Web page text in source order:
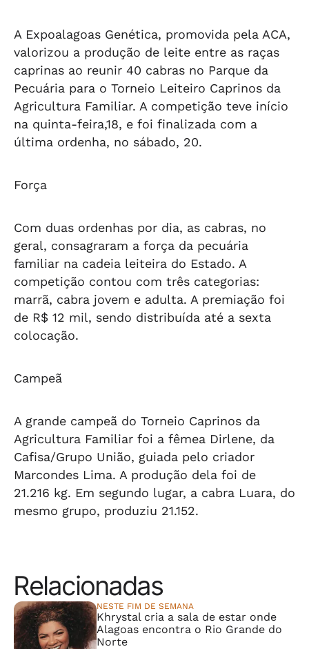
A Expoalagoas Genética, promovida pela ACA,
valorizou a produção de leite entre as raças
caprinas ao reunir 40 cabras no Parque da
Pecuária para o Torneio Leiteiro Caprinos da
Agricultura Familiar. A competição teve início
na quinta-feira,18, e foi finalizada com a
última ordenha, no sábado, 20.
Força
Com duas ordenhas por dia, as cabras, no
geral, consagraram a força da pecuária
familiar na cadeia leiteira do Estado. A
competição contou com três categorias:
marrã, cabra jovem e adulta. A premiação foi
de R$ 12 mil, sendo distribuída até a sexta
colocação.
Campeã
A grande campeã do Torneio Caprinos da
Agricultura Familiar foi a fêmea Dirlene, da
Cafisa/Grupo União, guiada pelo criador
Marcondes Lima. A produção dela foi de
21.216 kg. Em segundo lugar, a cabra Luara, do
mesmo grupo, produziu 21.152.
Relacionadas
NESTE FIM DE SEMANA
Khrystal cria a sala de estar onde
Alagoas encontra o Rio Grande do
Norte